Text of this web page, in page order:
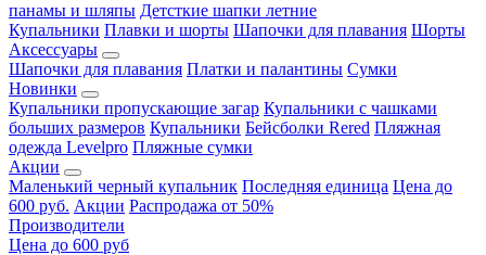
панамы и шляпы Детсткие шапки летние
Купальники Плавки и шорты Шапочки для плавания Шорты
Аксессуары
Шапочки для плавания Платки и палантины Сумки
Новинки
Купальники пропускающие загар Купальники с чашками
больших размеров Купальники Бейсболки Rered Пляжная
одежда Levelpro Пляжные сумки
Акции
Маленький черный купальник Последняя единица Цена до
600 руб. Акции Распродажа от 50%
Производители
Цена до 600 руб